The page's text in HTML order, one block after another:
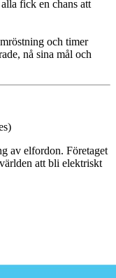
fick en chans att
och timer
nå sina mål och
av elfordon. Företaget
att bli elektriskt